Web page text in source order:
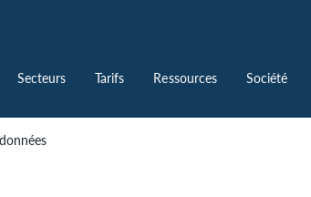
Secteurs Tarifs Ressources Société